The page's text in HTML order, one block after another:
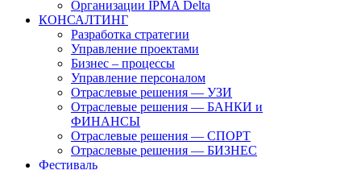
Организации IPMA Delta
КОНСАЛТИНГ
Разработка стратегии
Управление проектами
Бизнес – процессы
Управление персоналом
Отраслевые решения — УЗИ
Отраслевые решения — БАНКИ и
ФИНАНСЫ
Отраслевые решения — СПОРТ
Отраслевые решения — БИЗНЕС
Фестиваль